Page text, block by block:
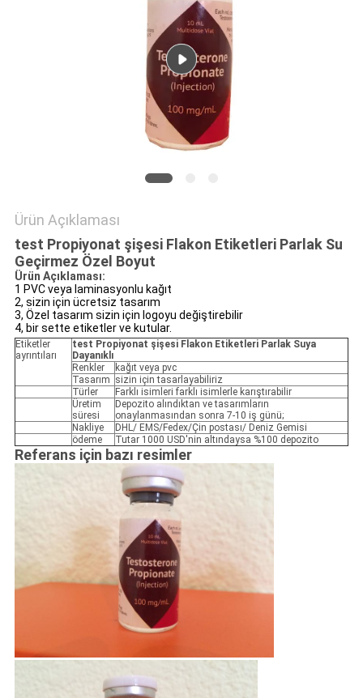
Ürün Açıklaması
test Propiyonat şişesi Flakon Etiketleri Parlak Su
Geçirmez Özel Boyut
Ürün Açıklaması:
1 PVC veya laminasyonlu kağıt
2, sizin için ücretsiz tasarım
3, Özel tasarım sizin için logoyu değiştirebilir
4, bir sette etiketler ve kutular.
Etiketler
ayrıntıları
test Propiyonat şişesi Flakon Etiketleri Parlak Suya
Dayanıklı
Renkler
kağıt veya pvc
Tasarım sizin için tasarlayabiliriz
Türler
Farklı isimleri farklı isimlerle karıştırabilir
Üretim
süresi
Depozito alındıktan ve tasarımların
onaylanmasından sonra 7-10 iş günü;
Nakliye
DHL/ EMS/Fedex/Çin postası/ Deniz Gemisi
ödeme
Tutar 1000 USD'nin altındaysa %100 depozito
Referans için bazı resimler